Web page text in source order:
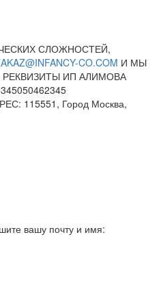
СЛОЖНОСТЕЙ,
CO.COM И МЫ
ИП АЛИМОВА
115551, Город Москва,
вашу почту и имя: